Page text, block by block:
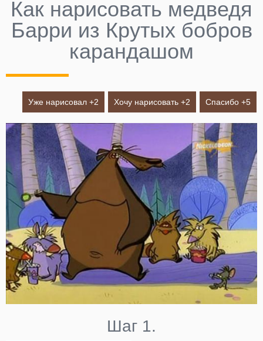
Как нарисовать медведя
Барри из Крутых бобров
карандашом
Уже нарисовал +2 Хочу нарисовать +2 Спасибо +5
Шаг 1.